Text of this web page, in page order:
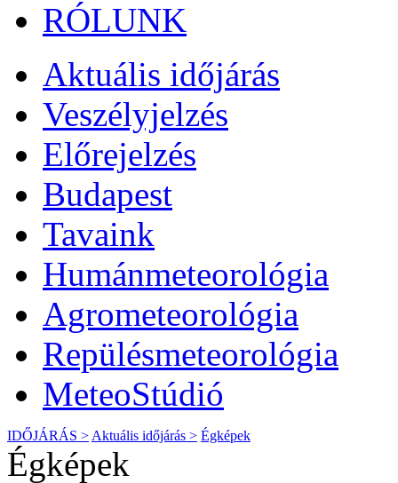
RÓLUNK
Aktuális időjárás
Veszélyjelzés
Előrejelzés
Budapest
Tavaink
Humánmeteorológia
Agrometeorológia
Repülésmeteorológia
MeteoStúdió
IDŐJÁRÁS > Aktuális időjárás > Égképek
Égképek